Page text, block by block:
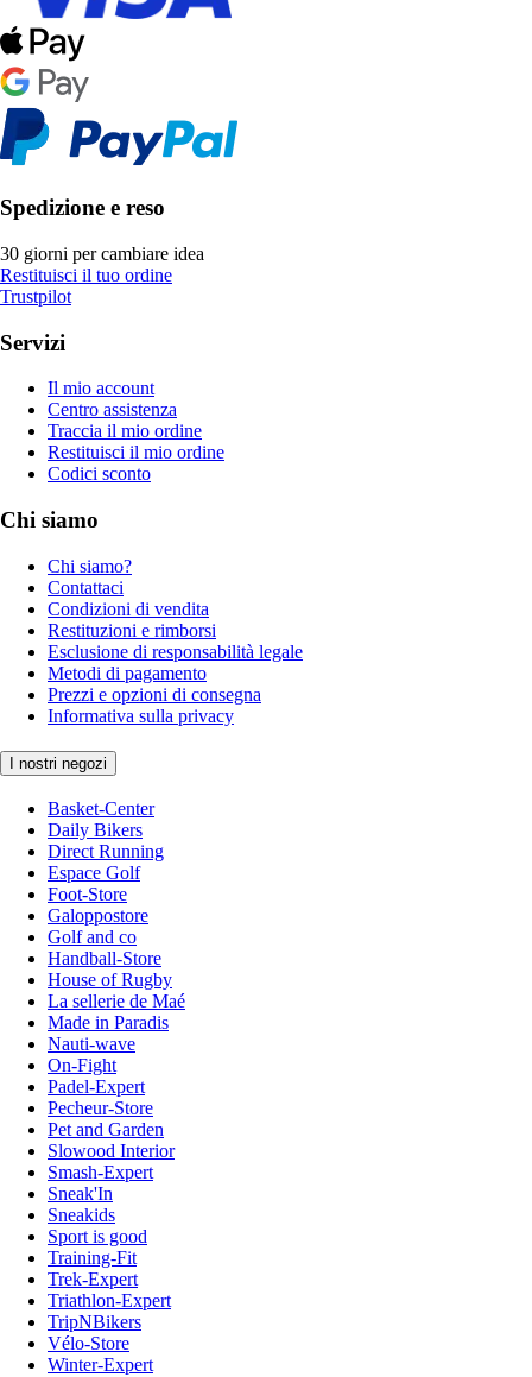
Spedizione e reso
30 giorni per cambiare idea
Restituisci il tuo ordine
Trustpilot
Servizi
Il mio account
Centro assistenza
Traccia il mio ordine
Restituisci il mio ordine
Codici sconto
Chi siamo
Chi siamo?
Contattaci
Condizioni di vendita
Restituzioni e rimborsi
Esclusione di responsabilità legale
Metodi di pagamento
Prezzi e opzioni di consegna
Informativa sulla privacy
I nostri negozi
Basket-Center
Daily Bikers
Direct Running
Espace Golf
Foot-Store
Galoppostore
Golf and co
Handball-Store
House of Rugby
La sellerie de Maé
Made in Paradis
Nauti-wave
On-Fight
Padel-Expert
Pecheur-Store
Pet and Garden
Slowood Interior
Smash-Expert
Sneak'In
Sneakids
Sport is good
Training-Fit
Trek-Expert
Triathlon-Expert
TripNBikers
Vélo-Store
Winter-Expert